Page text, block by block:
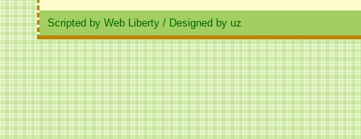
Scripted by Web Liberty / Designed by uz